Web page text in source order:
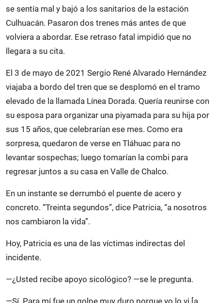
se sentía mal y bajó a los sanitarios de la estación
Culhuacán. Pasaron dos trenes más antes de que
volviera a abordar. Ese retraso fatal impidió que no
llegara a su cita.
El 3 de mayo de 2021 Sergio René Alvarado Hernández
viajaba a bordo del tren que se desplomó en el tramo
elevado de la llamada Línea Dorada. Quería reunirse con
su esposa para organizar una piyamada para su hija por
sus 15 años, que celebrarían ese mes. Como era
sorpresa, quedaron de verse en Tláhuac para no
levantar sospechas; luego tomarían la combi para
regresar juntos a su casa en Valle de Chalco.
En un instante se derrumbó el puente de acero y
concreto. “Treinta segundos”, dice Patricia, “a nosotros
nos cambiaron la vida”.
Hoy, Patricia es una de las víctimas indirectas del
incidente.
—¿Usted recibe apoyo sicológico? —se le pregunta.
—Sí. Para mí fue un golpe muy duro porque yo lo vi [a